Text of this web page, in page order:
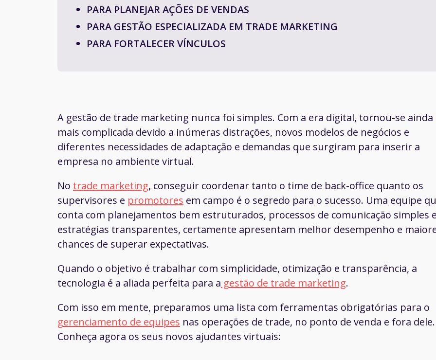
PARA PLANEJAR AÇÕES DE VENDAS
PARA GESTÃO ESPECIALIZADA EM TRADE MARKETING
PARA FORTALECER VÍNCULOS
A gestão de trade marketing nunca foi simples. Com a era digital, tornou-se ainda
mais complicada devido a inúmeras distrações, novos modelos de negócios e
diferentes necessidades de adaptação e demandas que surgiram para inserir a
empresa no ambiente virtual.
No trade marketing, conseguir coordenar tanto o time de back-office quanto os
supervisores e promotores em campo é o segredo para o sucesso. Uma equipe
conta com planejamentos bem estruturados, processos de comunicação simples e
estratégias transparentes, certamente apresentam melhor desempenho e
chances de superar expectativas.
Quando o objetivo é trabalhar com simplicidade, otimização e transparência, a
tecnologia é a aliada perfeita para a gestão de trade marketing.
Com isso em mente, preparamos uma lista com ferramentas obrigatórias para o
gerenciamento de equipes nas operações de trade, no ponto de venda e fora dele.
Conheça agora os seus novos ajudantes virtuais: